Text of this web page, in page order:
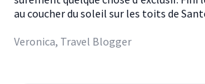
au coucher du soleil sur les toits de
les vidéos de perroquets à Tenerife : on en
Veronica, Travel Blogger